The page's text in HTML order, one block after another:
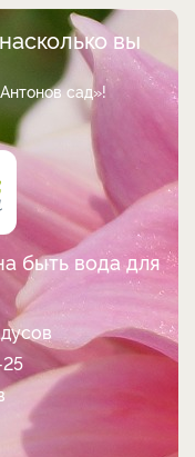
вы
сад»!
быть вода для